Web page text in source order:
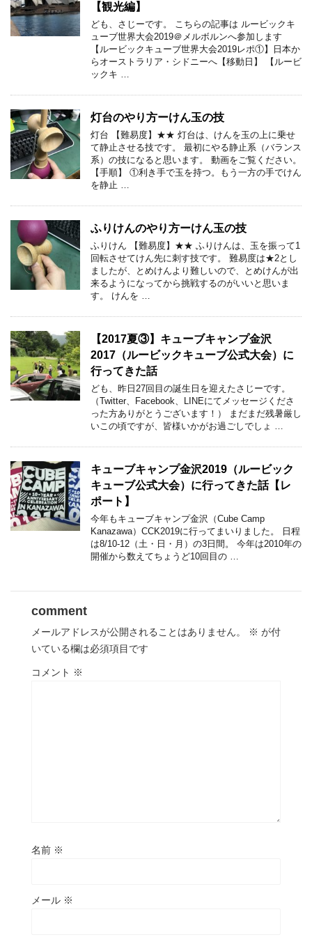
【観光編】
ども、さじーです。 こちらの記事は ルービックキ
ューブ世界大会2019＠メルボルンへ参加します
【ルービックキューブ世界大会2019レポ①】日本か
らオーストラリア・シドニーへ【移動日】 【ルービ
ックキ …
灯台のやり方ーけん玉の技
灯台 【難易度】★★ 灯台は、けんを玉の上に乗せ
て静止させる技です。 最初にやる静止系（バランス
系）の技になると思います。 動画をご覧ください。
【手順】 ①利き手で玉を持つ。もう一方の手でけん
を静止 …
ふりけんのやり方ーけん玉の技
ふりけん 【難易度】★★ ふりけんは、玉を振って1
回転させてけん先に刺す技です。 難易度は★2とし
ましたが、とめけんより難しいので、とめけんが出
来るようになってから挑戦するのがいいと思いま
す。 けんを …
【2017夏③】キューブキャンプ金沢
2017（ルービックキューブ公式大会）に
行ってきた話
ども、昨日27回目の誕生日を迎えたさじーです。
（Twitter、Facebook、LINEにてメッセージくださ
った方ありがとうございます！） まだまだ残暑厳し
いこの頃ですが、皆様いかがお過ごしでしょ …
キューブキャンプ金沢2019（ルービック
キューブ公式大会）に行ってきた話【レ
ポート】
今年もキューブキャンプ金沢（Cube Camp
Kanazawa）CCK2019に行ってまいりました。 日程
は8/10-12（土・日・月）の3日間。 今年は2010年の
開催から数えてちょうど10回目の …
comment
メールアドレスが公開されることはありません。 ※ が付
いている欄は必須項目です
コメント ※
名前 ※
メール ※